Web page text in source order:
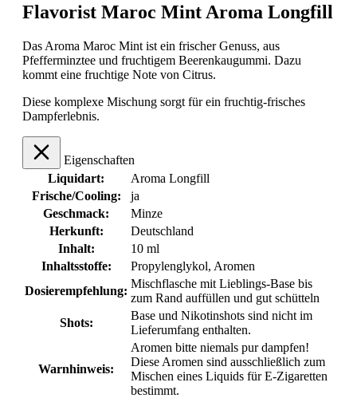
Flavorist Maroc Mint Aroma Longfill
Das Aroma Maroc Mint ist ein frischer Genuss, aus
Pfefferminztee und fruchtigem Beerenkaugummi. Dazu
kommt eine fruchtige Note von Citrus.
Diese komplexe Mischung sorgt für ein fruchtig-frisches
Dampferlebnis.
Eigenschaften
Liquidart:
Aroma Longfill
Frische/Cooling:
ja
Geschmack:
Minze
Herkunft:
Deutschland
Inhalt:
10 ml
Inhaltsstoffe:
Propylenglykol, Aromen
Dosierempfehlung:
Mischflasche mit Lieblings-Base bis
zum Rand auffüllen und gut schütteln
Shots:
Base und Nikotinshots sind nicht im
Lieferumfang enthalten.
Warnhinweis:
Aromen bitte niemals pur dampfen!
Diese Aromen sind ausschließlich zum
Mischen eines Liquids für E-Zigaretten
bestimmt.